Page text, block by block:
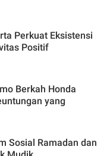
Perkuat Eksistensi
Positif
Berkah Honda
yang
Sosial Ramadan dan